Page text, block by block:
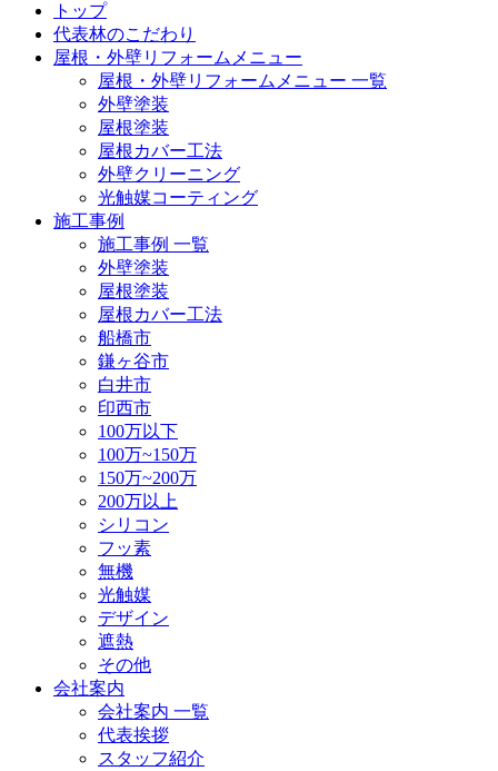
トップ
代表林のこだわり
屋根・外壁リフォームメニュー
屋根・外壁リフォームメニュー 一覧
外壁塗装
屋根塗装
屋根カバー工法
外壁クリーニング
光触媒コーティング
施工事例
施工事例 一覧
外壁塗装
屋根塗装
屋根カバー工法
船橋市
鎌ヶ谷市
白井市
印西市
100万以下
100万~150万
150万~200万
200万以上
シリコン
フッ素
無機
光触媒
デザイン
遮熱
その他
会社案内
会社案内 一覧
代表挨拶
スタッフ紹介